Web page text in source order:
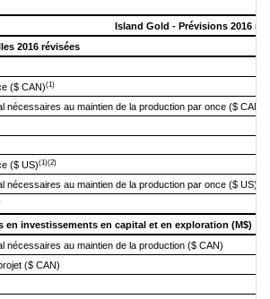
Island Gold - Prévisions 2016
2016 révisées
($ CAN)(1)
nécessaires au maintien de la production par once ($ CAN)
($ US)(1)(2)
nécessaires au maintien de la production par once ($ US)
en investissements en capital et en exploration (M$)
nécessaires au maintien de la production ($ CAN)
($ CAN)